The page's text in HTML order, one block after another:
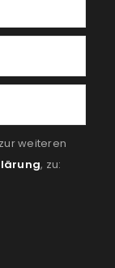
weiteren
, zu: